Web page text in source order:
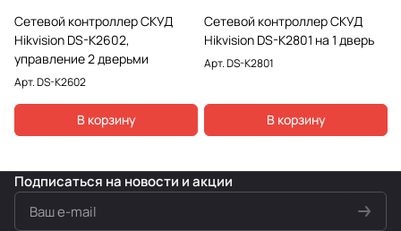
Сетевой контроллер СКУД
Hikvision DS-K2602,
управление 2 дверьми
Арт.DS-K2602
В корзину
Сетевой контроллер СКУД
Hikvision DS-K2801 на 1 дверь
Арт.DS-K2801
В корзину
Подписаться на новости и акции